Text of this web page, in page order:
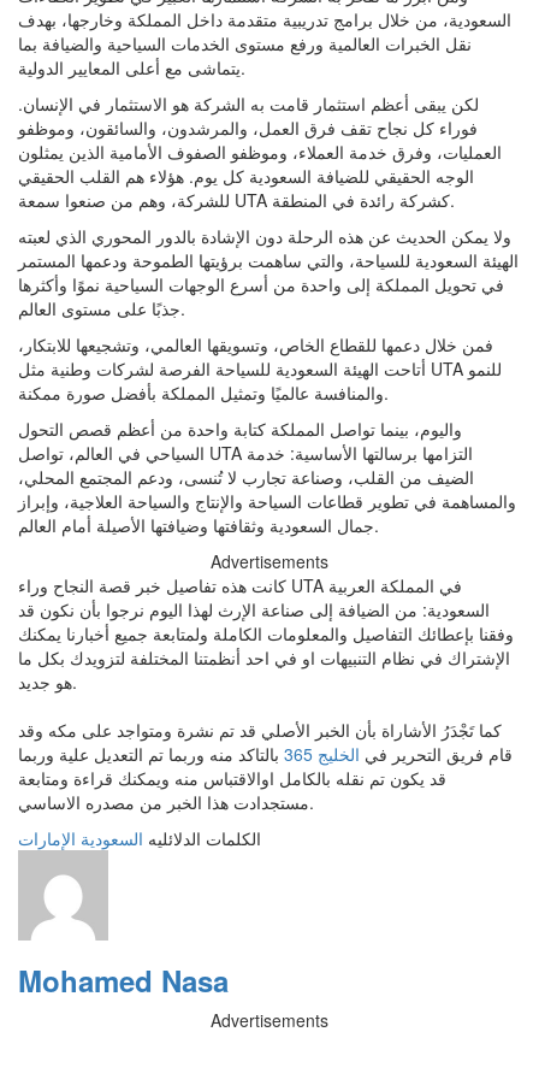
السعودية، من خلال برامج تدريبية متقدمة داخل المملكة وخارجها، بهدف
نقل الخبرات العالمية ورفع مستوى الخدمات السياحية والضيافة بما
يتماشى مع أعلى المعايير الدولية.
لكن يبقى أعظم استثمار قامت به الشركة هو الاستثمار في الإنسان.
فوراء كل نجاح تقف فرق العمل، والمرشدون، والسائقون، وموظفو
العمليات، وفرق خدمة العملاء، وموظفو الصفوف الأمامية الذين يمثلون
الوجه الحقيقي للضيافة السعودية كل يوم. هؤلاء هم القلب الحقيقي
للشركة، وهم من صنعوا سمعة UTA كشركة رائدة في المنطقة.
ولا يمكن الحديث عن هذه الرحلة دون الإشادة بالدور المحوري الذي لعبته
الهيئة السعودية للسياحة، والتي ساهمت برؤيتها الطموحة ودعمها المستمر
في تحويل المملكة إلى واحدة من أسرع الوجهات السياحية نموًا وأكثرها
جذبًا على مستوى العالم.
فمن خلال دعمها للقطاع الخاص، وتسويقها العالمي، وتشجيعها للابتكار،
أتاحت الهيئة السعودية للسياحة الفرصة لشركات وطنية مثل UTA للنمو
والمنافسة عالميًا وتمثيل المملكة بأفضل صورة ممكنة.
واليوم، بينما تواصل المملكة كتابة واحدة من أعظم قصص التحول
السياحي في العالم، تواصل UTA التزامها برسالتها الأساسية: خدمة
الضيف من القلب، وصناعة تجارب لا تُنسى، ودعم المجتمع المحلي،
والمساهمة في تطوير قطاعات السياحة والإنتاج والسياحة العلاجية، وإبراز
جمال السعودية وثقافتها وضيافتها الأصيلة أمام العالم.
Advertisements
كانت هذه تفاصيل خبر قصة النجاح وراء UTA في المملكة العربية
السعودية: من الضيافة إلى صناعة الإرث لهذا اليوم نرجوا بأن نكون قد
وفقنا بإعطائك التفاصيل والمعلومات الكاملة ولمتابعة جميع أخبارنا يمكنك
الإشتراك في نظام التنبيهات او في احد أنظمتنا المختلفة لتزويدك بكل ما
هو جديد.
كما تَجْدَرُ الأشاراة بأن الخبر الأصلي قد تم نشرة ومتواجد على مكه وقد
قام فريق التحرير في الخليج 365
بالتاكد منه وربما تم التعديل علية وربما
قد يكون تم نقله بالكامل اوالاقتباس منه ويمكنك قراءة ومتابعة
مستجدادت هذا الخبر من مصدره الاساسي.
الكلمات الدلائليه السعودية الإمارات
Mohamed Nasa
Advertisements